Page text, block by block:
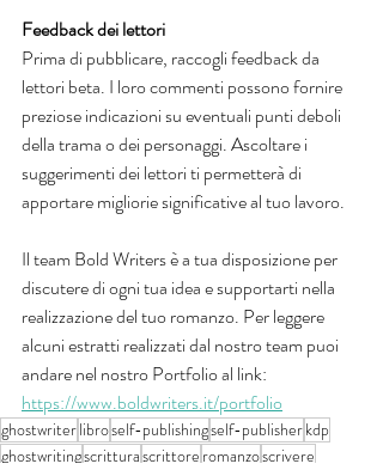
Feedback dei lettori
Prima di pubblicare, raccogli feedback da
lettori beta. I loro commenti possono fornire
preziose indicazioni su eventuali punti deboli
della trama o dei personaggi. Ascoltare i
suggerimenti dei lettori ti permetterà di
apportare migliorie significative al tuo lavoro.
Il team Bold Writers è a tua disposizione per
discutere di ogni tua idea e supportarti nella
realizzazione del tuo romanzo. Per leggere
alcuni estratti realizzati dal nostro team puoi
andare nel nostro Portfolio al link:
https://www.boldwriters.it/portfolio
ghostwriterlibroself-publishingself-publisherkdp
ghostwritingscritturascrittore romanzoscrivere